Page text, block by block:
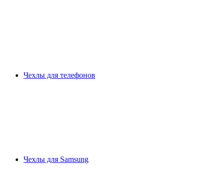
Чехлы для телефонов
Чехлы для Samsung